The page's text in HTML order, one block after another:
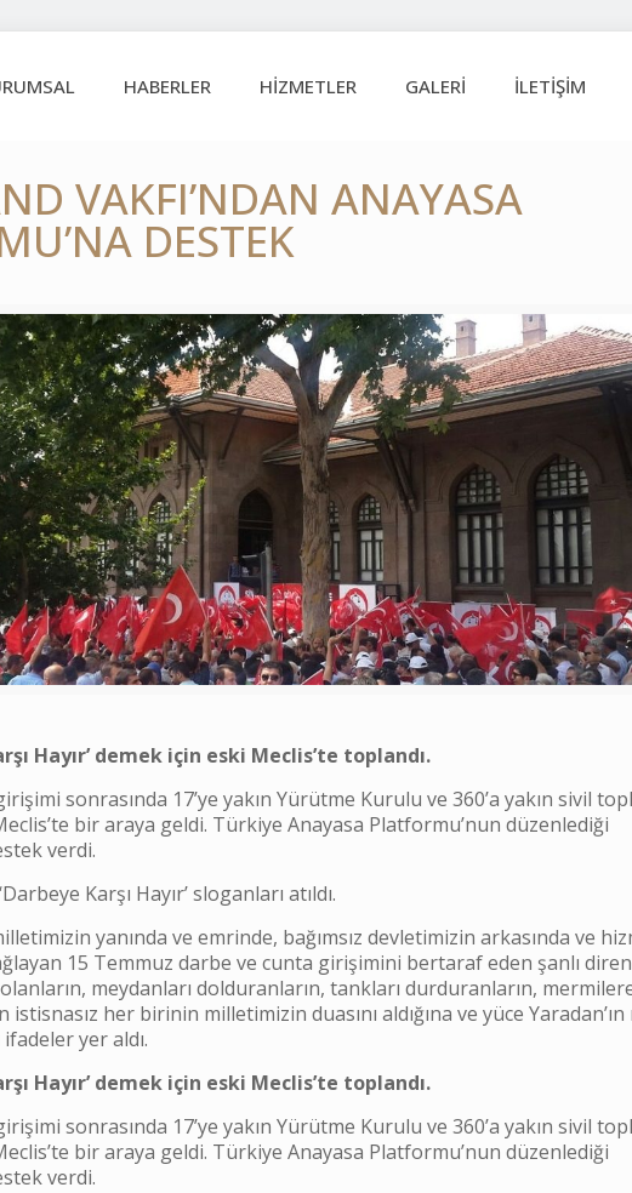
HABERLER HİZMETLER GALERİ İLETİŞİM
VAKFI’NDAN ANAYASA
DESTEK
Hayır’ demek için eski Meclis’te toplandı.
sonrasında 17’ye yakın Yürütme Kurulu ve 360’a yakın sivil
bir araya geldi. Türkiye Anayasa Platformu’nun düzenlediği
verdi.
Karşı Hayır’ sloganları atıldı.
yanında ve emrinde, bağımsız devletimizin arkasında ve
15 Temmuz darbe ve cunta girişimini bertaraf eden şanlı
meydanları dolduranların, tankları durduranların,
her birinin milletimizin duasını aldığına ve yüce Yaradan’ın
yer aldı.
Hayır’ demek için eski Meclis’te toplandı.
sonrasında 17’ye yakın Yürütme Kurulu ve 360’a yakın sivil
bir araya geldi. Türkiye Anayasa Platformu’nun düzenlediği
verdi.